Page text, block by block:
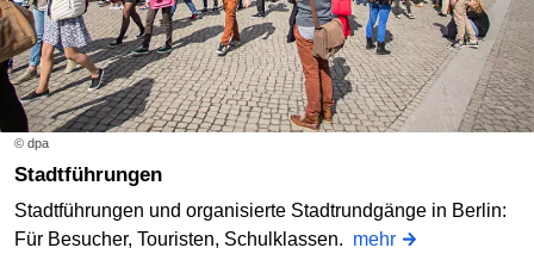
© dpa
Stadtführungen
Stadtführungen und organisierte Stadtrundgänge in Berlin:
Für Besucher, Touristen, Schulklassen. mehr